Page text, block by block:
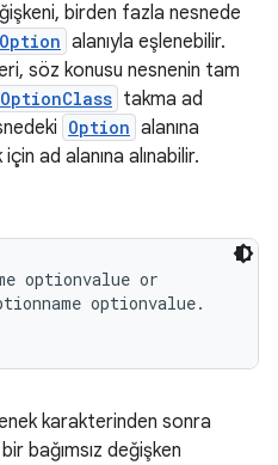
birden fazla nesnede
Option alanıyla eşlenebilir.
söz konusu nesnenin tam
OptionClass takma ad
Option alanına
ad alanına alınabilir.
optionvalue or
optionvalue.
karakterinden sonra
bağımsız değişken